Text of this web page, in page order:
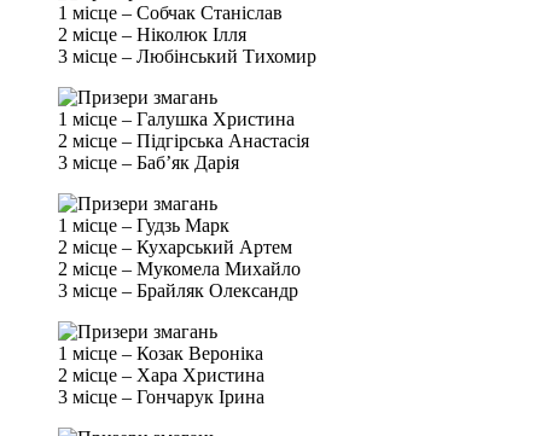
1 місце – Собчак Станіслав
2 місце – Ніколюк Ілля
3 місце – Любінський Тихомир
1 місце – Галушка Христина
2 місце – Підгірська Анастасія
3 місце – Баб’як Дарія
1 місце – Гудзь Марк
2 місце – Кухарський Артем
2 місце – Мукомела Михайло
3 місце – Брайляк Олександр
1 місце – Козак Вероніка
2 місце – Хара Христина
3 місце – Гончарук Ірина